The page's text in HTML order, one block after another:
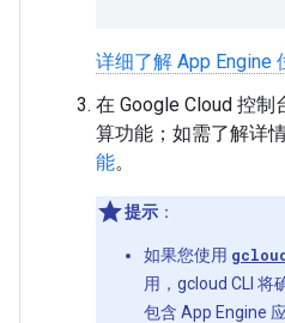
详细了解 App Engine
在 Google Cloud 控制
算功能；如需了解详
能。
提示 ：
如果您使用
用，gcloud CLI 将
包含 App Engine